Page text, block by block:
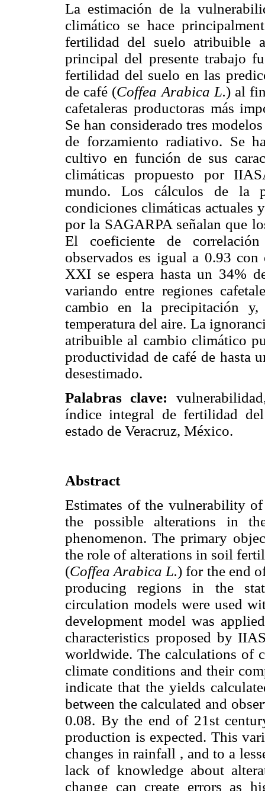
La estimación de la
climático se hace
fertilidad del suelo atribuible
principal del presente trabajo
fertilidad del suelo en las
de café (Coffea Arabica L.) al
cafetaleras productoras más
Se han considerado tres
de forzamiento radiativo. Se
cultivo en función de sus
climáticas propuesto por
mundo. Los cálculos de la
condiciones climáticas actuales
por la SAGARPA señalan que
El coeficiente de
observados es igual a 0.93
XXI se espera hasta un 34%
variando entre regiones
cambio en la precipitación
temperatura del aire. La
atribuible al cambio climático
productividad de café de hasta
desestimado.
Palabras clave:
índice integral de fertilidad
estado de Veracruz, México.
Abstract
Estimates of the vulnerability
the possible alterations in
phenomenon. The primary
the role of alterations in soil
(Coffea Arabica L.) for the end
producing regions in the
circulation models were used
development model was
characteristics proposed by
worldwide. The calculations of
climate conditions and their
indicate that the yields
between the calculated and
0.08. By the end of 21st
production is expected. This
changes in rainfall , and to a
lack of knowledge about
change can create errors as